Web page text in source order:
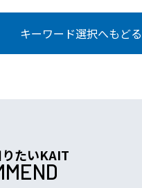
キーワード選択へもどる
たいKAIT